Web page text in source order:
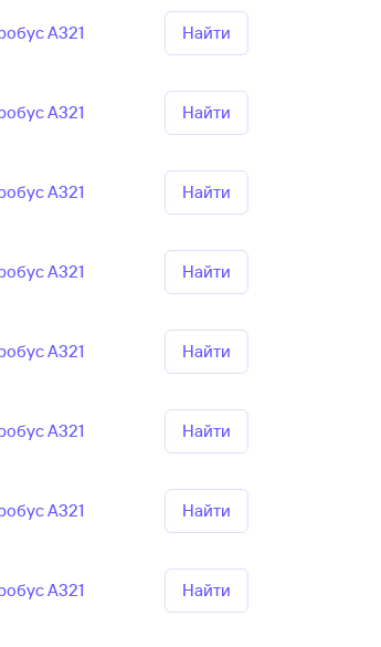
А321 Найти
А321 Найти
А321 Найти
А321 Найти
А321 Найти
А321 Найти
А321 Найти
А321 Найти